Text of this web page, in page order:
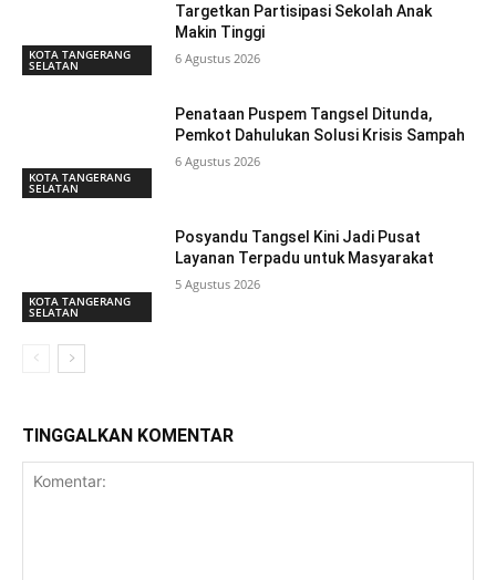
KOTA TANGERANG
SELATAN
Targetkan Partisipasi Sekolah Anak
Makin Tinggi
6 Agustus 2026
KOTA TANGERANG
SELATAN
Penataan Puspem Tangsel Ditunda,
Pemkot Dahulukan Solusi Krisis Sampah
6 Agustus 2026
KOTA TANGERANG
SELATAN
Posyandu Tangsel Kini Jadi Pusat
Layanan Terpadu untuk Masyarakat
5 Agustus 2026
TINGGALKAN KOMENTAR